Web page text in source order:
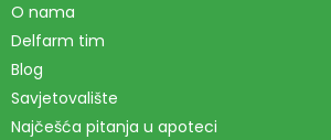
O nama
Delfarm tim
Blog
Savjetovalište
Najčešća pitanja u apoteci